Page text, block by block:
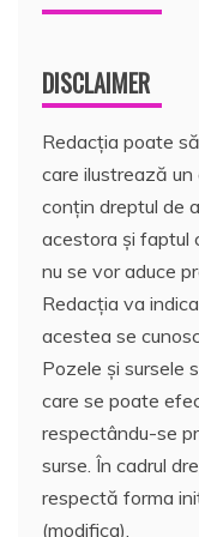
DISCLAIMER
Redacția poate
care ilustrează un
conțin dreptul de
acestora și faptul
nu se vor aduce
Redacția va
acestea se
Pozele și sursele
care se poate
respectându-se
surse. În cadrul
respectă forma
(modifica).